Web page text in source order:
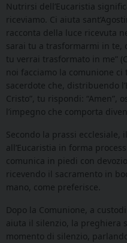
Nutrirsi dell’Eucaristia
riceviamo. Ci aiuta
racconta della luce ricevuta
sarai tu a trasformarmi in te,
tu verrai trasformato in me”
noi facciamo la comunione
sacerdote che, distribuendo
Cristo”, tu rispondi: “Amen”,
l’impegno che comporta
Secondo la prassi ecclesiale,
all’Eucaristia in forma
comunica in piedi con
ricevendo il sacramento in
mano, come preferisce.
Dopo la Comunione, a
aiuta il silenzio, la preghiera
momento di silenzio,